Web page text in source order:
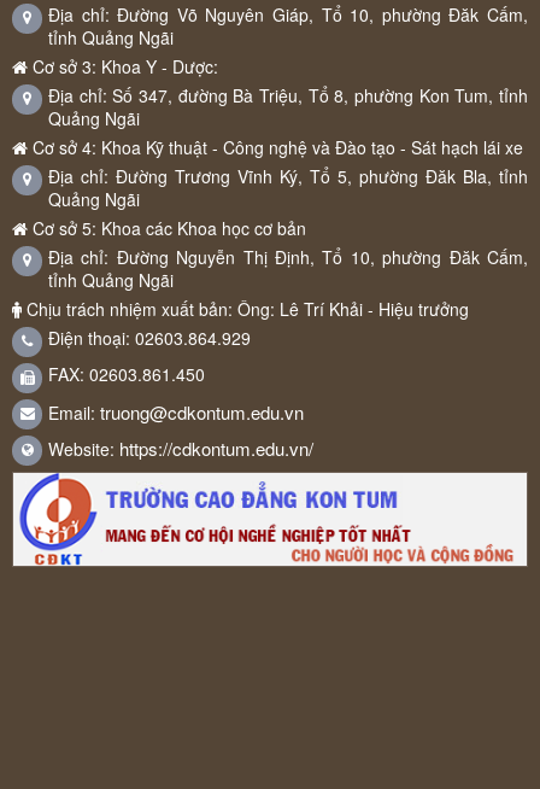
Địa chỉ: Đường Võ Nguyên Giáp, Tổ 10, phường Đăk Cấm,
tỉnh Quảng Ngãi
Cơ sở 3: Khoa Y - Dược:
Địa chỉ: Số 347, đường Bà Triệu, Tổ 8, phường Kon Tum, tỉnh
Quảng Ngãi
Cơ sở 4: Khoa Kỹ thuật - Công nghệ và Đào tạo - Sát hạch lái xe
Địa chỉ: Đường Trương Vĩnh Ký, Tổ 5, phường Đăk Bla, tỉnh
Quảng Ngãi
Cơ sở 5: Khoa các Khoa học cơ bản
Địa chỉ: Đường Nguyễn Thị Định, Tổ 10, phường Đăk Cấm,
tỉnh Quảng Ngãi
Chịu trách nhiệm xuất bản: Ông: Lê Trí Khải - Hiệu trưởng
Điện thoại: 02603.864.929
FAX: 02603.861.450
Email: truong@cdkontum.edu.vn
Website: https://cdkontum.edu.vn/